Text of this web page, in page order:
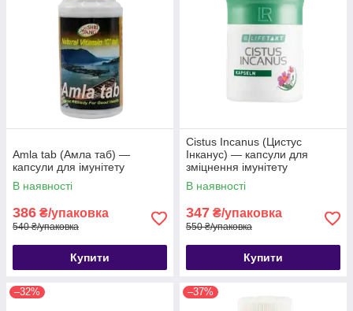
Amla tab (Амла таб) —
капсули для імунітету
В наявності
386 ₴/упаковка
540 ₴/упаковка
Купити
Cistus Incanus (Цистус
Інканус) — капсули для
зміцнення імунітету
В наявності
347 ₴/упаковка
550 ₴/упаковка
Купити
–32% –37%